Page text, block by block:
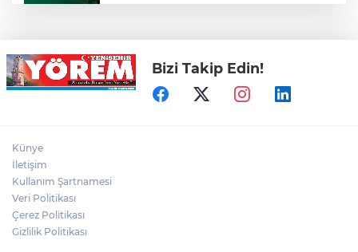
Bursa'nın Temmuz ayı ihracatı 3 milyar
914 milyon dolara ulaştı
Bizi Takip Edin!
Künye
İletişim
Kullanım Şartnamesi
Veri Politikası
Çerez Politikası
Gizlilik Politikası